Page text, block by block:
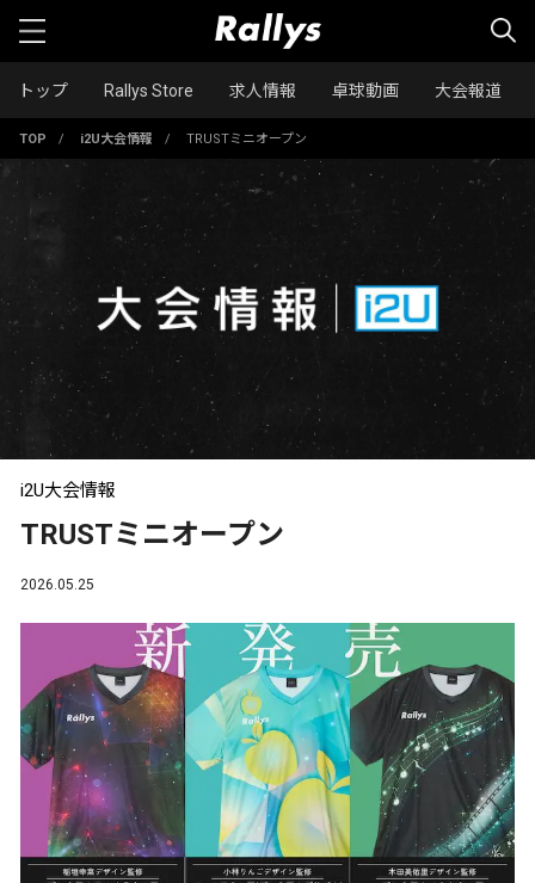
トップ Rallys Store 求人情報 卓球動画 大会報道
TOP / i2U大会情報 / TRUSTミニオープン
i2U大会情報
TRUSTミニオープン
2026.05.25